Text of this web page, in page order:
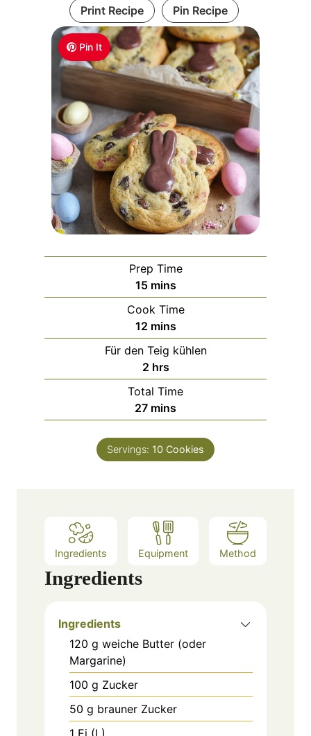
Pin It
Print Recipe Pin Recipe
Prep Time
15m
i
n
u
t
e
s
mins
Cook Time
12m
i
n
u
t
e
s
mins
Für den Teig kühlen
2h
o
u
r
hrs
Total Time
27m
i
n
u
mins
Servings: 10 Cookies
Ingredients Equipment Method
Ingredients
Ingredients
120 g weiche Butter (oder
Margarine)
100 g Zucker
50 g brauner Zucker